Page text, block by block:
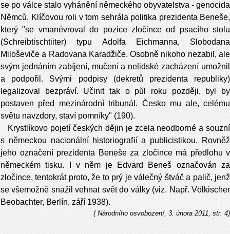
se po válce stalo vyhánění německého obyvatelstva - genocida
Němců. Klíčovou roli v tom sehrála politika prezidenta Beneše,
který "se vmanévroval do pozice zločince od psacího stolu
(Schreibtischtiiter) typu Adolfa Eichmanna, Slobodana
Miloševiče a Radovana Karadžiče. Osobně ni­koho nezabil, ale
svým jednáním zabíjení, mu­čení a nelidské zacházení umožnil
a podpořil. Svými podpisy (dekretů prezidenta republiky)
legalizoval bezpráví. Učinit tak o půl roku po­zději, byl by
postaven před mezinárodní tribu­nál. Česko mu ale, celému
světu navzdory, staví pomníky" (190).
Krystlíkovo pojetí českých dějin je zcela neodborné a souzní
s německou nacionální historiografií a publicistikou. Rovněž
jeho označení prezidenta Beneše za zločince má předlohu v
německém tisku. I v něm je Ed­vard Beneš označován za
zločince, tentokrát proto, že to prý je válečný štváč a palič, jenž
se všemožně snažil vehnat svět do války (viz. Např. Völkischer
Beobachter, Berlín, září 1938).
( Národního osvobození, 3. února 2011, str. 4)